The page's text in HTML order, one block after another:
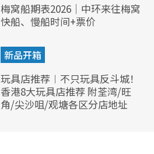
梅窝船期表2026｜中环来往梅窝
快船、慢船时间+票价
新品开箱
玩具店推荐︱不只玩具反斗城！
香港8大玩具店推荐 附荃湾/旺
角/尖沙咀/观塘各区分店地址